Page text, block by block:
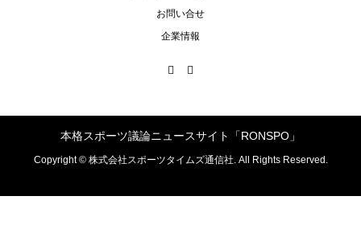
お問い合せ
企業情報
本格スポーツ議論ニュースサイト「RONSPO」
Copyright ©株式会社スポーツタイムズ通信社. All Rights Reserved.